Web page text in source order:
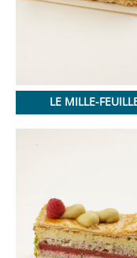
LE MILLE-